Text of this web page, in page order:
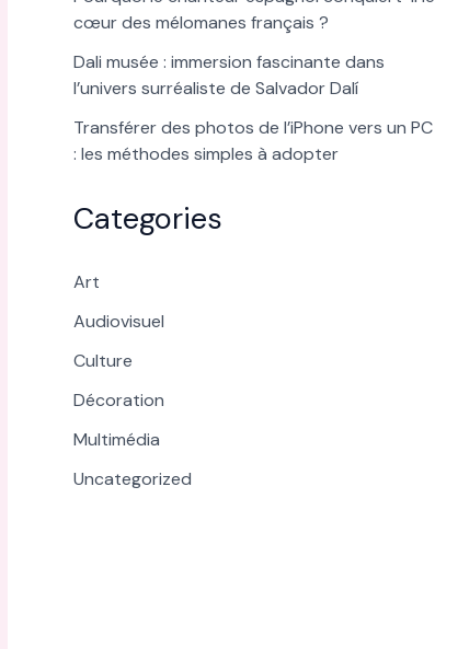
cœur des mélomanes français ?
Dali musée : immersion fascinante dans
l’univers surréaliste de Salvador Dalí
Transférer des photos de l’iPhone vers un PC
: les méthodes simples à adopter
Categories
Art
Audiovisuel
Culture
Décoration
Multimédia
Uncategorized